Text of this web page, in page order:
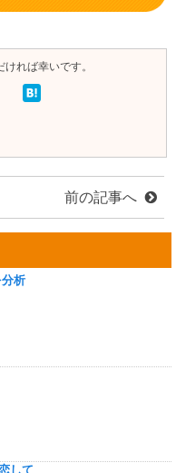
れば幸いです。
前の記事へ
析